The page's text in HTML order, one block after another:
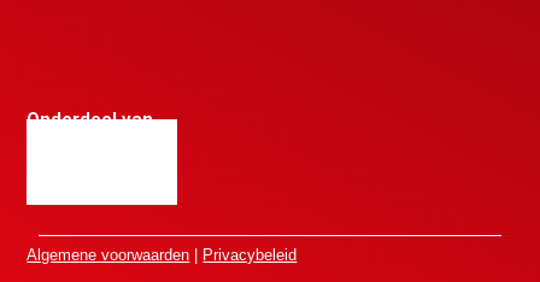
Onderdeel van
Algemene voorwaarden | Privacybeleid